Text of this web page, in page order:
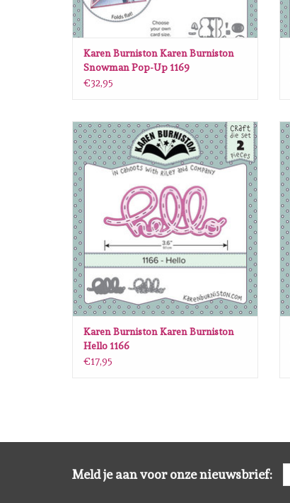
Karen Burniston Karen Burniston
Snowman Pop-Up 1169
€32,95
Karen Burniston Karen Burniston Hello 1166
TOEVOEGEN AAN WINKELWAGEN
Karen Burniston Karen Burniston
Hello 1166
€17,95
Meld je aan voor onze nieuwsbrief: